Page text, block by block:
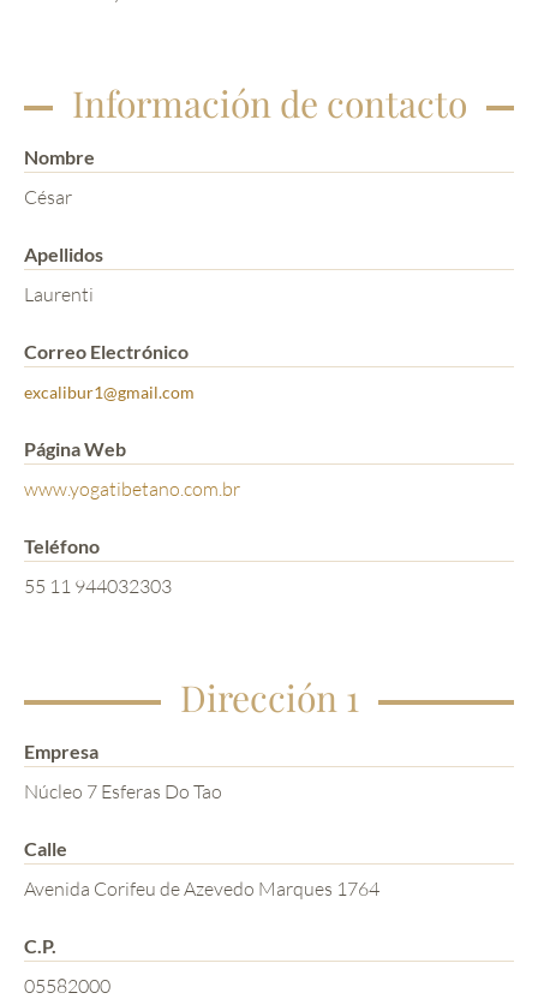
Información de contacto
Nombre
César
Apellidos
Laurenti
Correo Electrónico
excalibur1@gmail.com
Página Web
www.yogatibetano.com.br
Teléfono
55 11 944032303
Dirección 1
Empresa
Núcleo 7 Esferas Do Tao
Calle
Avenida Corifeu de Azevedo Marques 1764
C.P.
05582000